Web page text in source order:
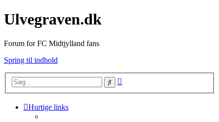
Ulvegraven.dk
Forum for FC Midtjylland fans
Spring til indhold
Søg
Hurtige links